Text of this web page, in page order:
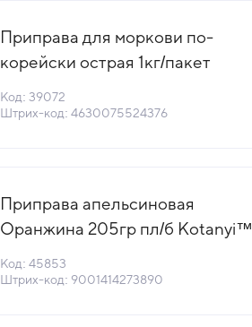
Приправа для моркови по-
корейски острая 1кг/пакет
39072) (+18°С)
Код: 39072
Штрих-код: 4630075524376
Приправа апельсиновая
Оранжина 205гр пл/б Kotanyi™
(+18°С)
Код: 45853
Штрих-код: 9001414273890